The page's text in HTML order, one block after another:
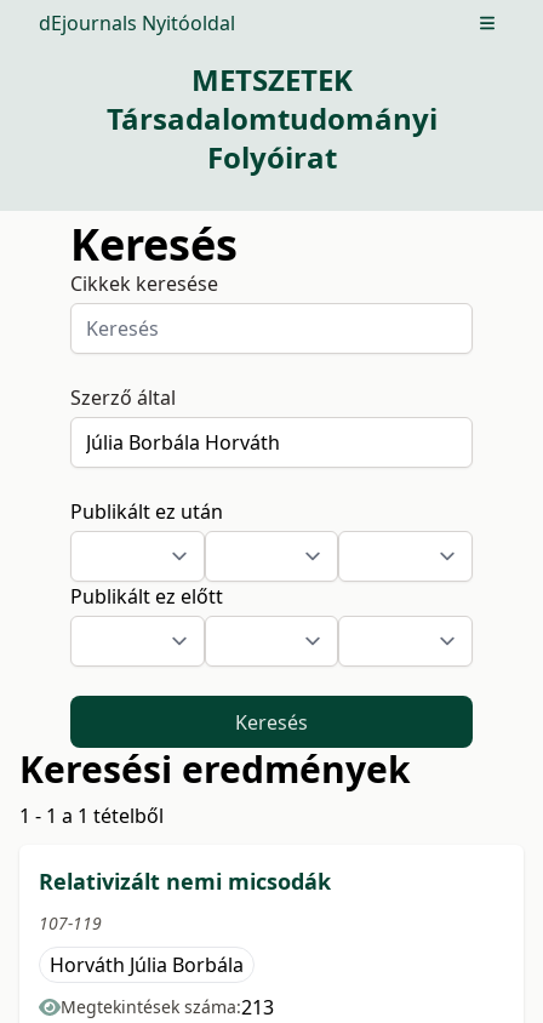
dEjournals Nyitóoldal Open
METSZETEK
Társadalomtudományi
Folyóirat
Keresés
Cikkek keresése
Szerző által
Publikált ez után
Publikált ez előtt
Keresés
Keresési eredmények
1 - 1 a 1 tételből
Relativizált nemi micsodák
107-119
Horváth Júlia Borbála
Megtekintések száma:213